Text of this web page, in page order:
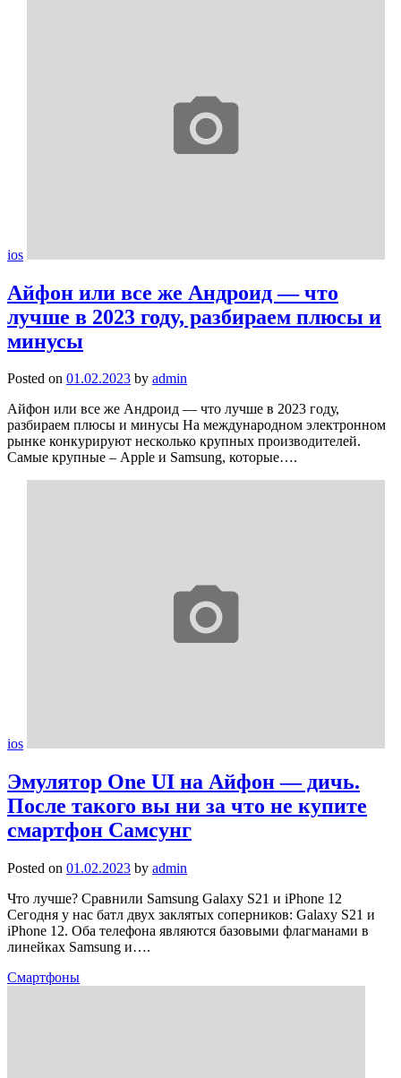
ios
Айфон или все же Андроид — что
лучше в 2023 году, разбираем плюсы и
минусы
Posted on 01.02.2023 by admin
Айфон или все же Андроид — что лучше в 2023 году,
разбираем плюсы и минусы На международном электронном
рынке конкурируют несколько крупных производителей.
Самые крупные – Apple и Samsung, которые….
ios
Эмулятор One UI на Айфон — дичь.
После такого вы ни за что не купите
смартфон Самсунг
Posted on 01.02.2023 by admin
Что лучше? Сравнили Samsung Galaxy S21 и iPhone 12
Сегодня у нас батл двух заклятых соперников: Galaxy S21 и
iPhone 12. Оба телефона являются базовыми флагманами в
линейках Samsung и….
Смартфоны